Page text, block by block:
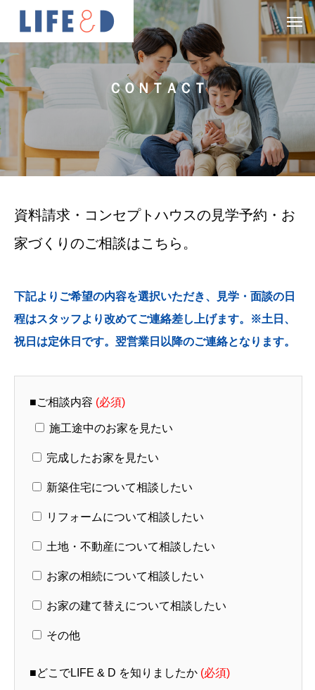
ＣＯＮＴＡＣＴ
資料請求・コンセプトハウスの見学予約・お
家づくりのご相談はこちら。
下記よりご希望の内容を選択いただき、見学・面談の日
程はスタッフより改めてご連絡差し上げます。※土日、
祝日は定休日です。翌営業日以降のご連絡となります。
■ご相談内容 (必須)
施工途中のお家を見たい
完成したお家を見たい
新築住宅について相談したい
リフォームについて相談したい
土地・不動産について相談したい
お家の相続について相談したい
お家の建て替えについて相談したい
その他
■どこでLIFE & D を知りましたか (必須)